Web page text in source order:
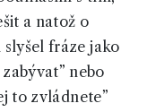
a natož o
slyšel fráze jako
nebo
to zvládnete”